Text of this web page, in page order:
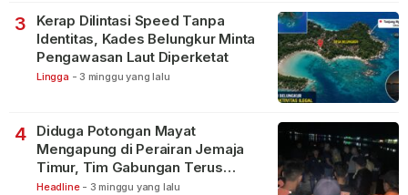
3
Kerap Dilintasi Speed Tanpa
Identitas, Kades Belungkur Minta
Pengawasan Laut Diperketat
Lingga - 3 minggu yang lalu
4
Diduga Potongan Mayat
Mengapung di Perairan Jemaja
Timur, Tim Gabungan Terus
Lakukan Pencarian
Headline - 3 minggu yang lalu